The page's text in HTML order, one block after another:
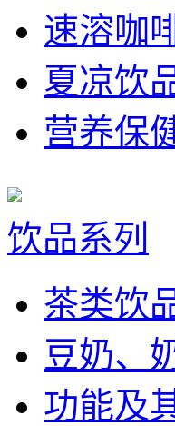
速溶咖
夏凉饮
营养保
饮品系列
茶类饮
豆奶、
功能及